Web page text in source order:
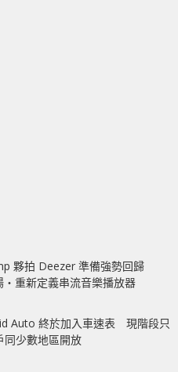
夥拍 Deezer 準備強勢回歸
‧重新定義串流音樂播放器
Auto 終於加入車速表 現階段只
同少數地區開放